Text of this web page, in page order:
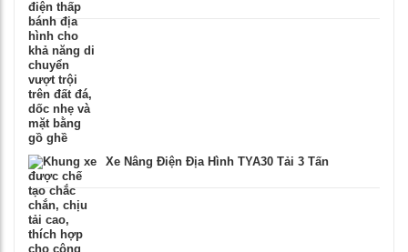
Xe Nâng Điện Địa Hình TYA30 Tải 3 Tấn